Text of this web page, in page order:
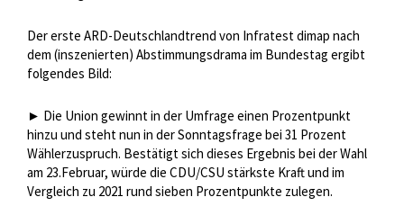
Der erste ARD-Deutschlandtrend von Infratest dimap nach
dem (inszenierten) Abstimmungsdrama im Bundestag ergibt
folgendes Bild:
► Die Union gewinnt in der Umfrage einen Prozentpunkt
hinzu und steht nun in der Sonntagsfrage bei 31 Prozent
Wählerzuspruch. Bestätigt sich dieses Ergebnis bei der Wahl
am 23.Februar, würde die CDU/CSU stärkste Kraft und im
Vergleich zu 2021 rund sieben Prozentpunkte zulegen.